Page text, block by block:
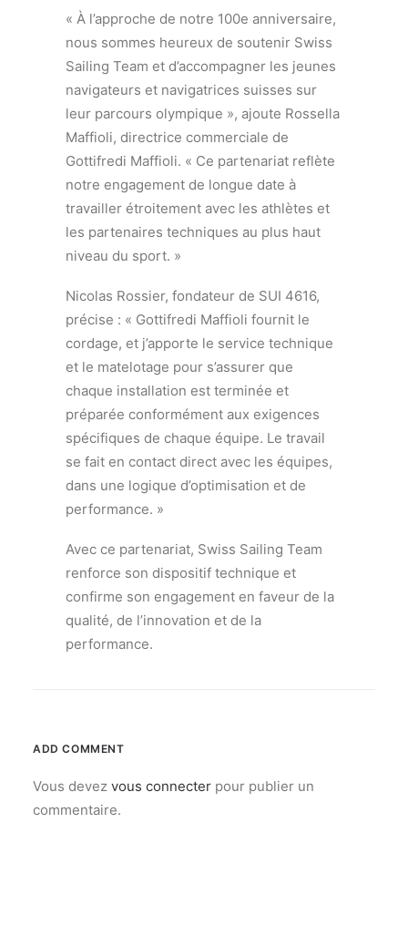
« À l’approche de notre 100e anniversaire,
nous sommes heureux de soutenir Swiss
Sailing Team et d’accompagner les jeunes
navigateurs et navigatrices suisses sur
leur parcours olympique », ajoute Rossella
Maffioli, directrice commerciale de
Gottifredi Maffioli. « Ce partenariat reflète
notre engagement de longue date à
travailler étroitement avec les athlètes et
les partenaires techniques au plus haut
niveau du sport. »
Nicolas Rossier, fondateur de SUI 4616,
précise : « Gottifredi Maffioli fournit le
cordage, et j’apporte le service technique
et le matelotage pour s’assurer que
chaque installation est terminée et
préparée conformément aux exigences
spécifiques de chaque équipe. Le travail
se fait en contact direct avec les équipes,
dans une logique d’optimisation et de
performance. »
Avec ce partenariat, Swiss Sailing Team
renforce son dispositif technique et
confirme son engagement en faveur de la
qualité, de l’innovation et de la
performance.
ADD COMMENT
Vous devez vous connecter pour publier un
commentaire.